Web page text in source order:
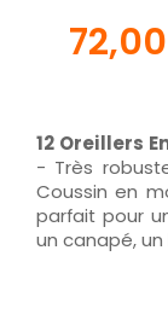
12 Oreillers
- Très
Coussin en
parfait pour
un canapé,